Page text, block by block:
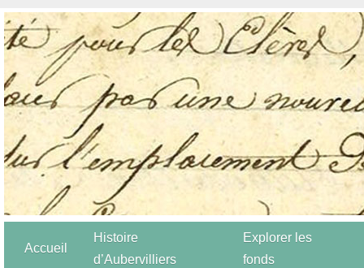
Accueil
Histoire
d’Aubervilliers
Explorer les
fonds